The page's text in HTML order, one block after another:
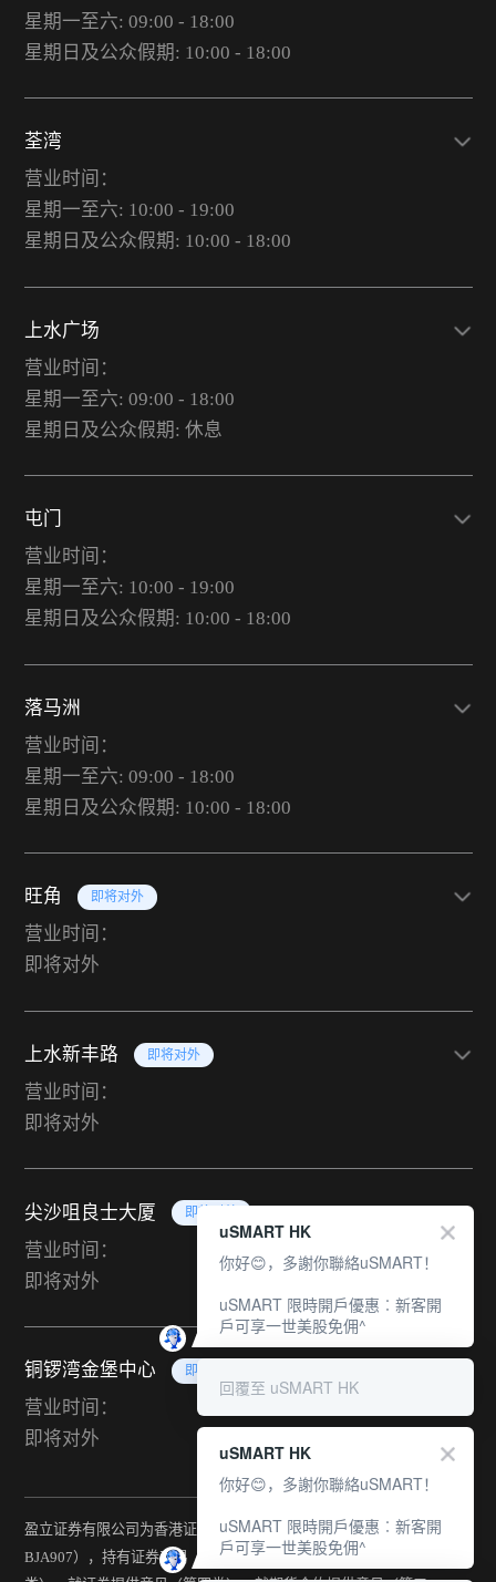
星期一至六: 09:00 - 18:00
星期日及公众假期: 10:00 - 18:00
荃湾
营业时间：
星期一至六: 10:00 - 19:00
星期日及公众假期: 10:00 - 18:00
上水广场
营业时间：
星期一至六: 09:00 - 18:00
星期日及公众假期: 休息
屯门
营业时间：
星期一至六: 10:00 - 19:00
星期日及公众假期: 10:00 - 18:00
落马洲
营业时间：
星期一至六: 09:00 - 18:00
星期日及公众假期: 10:00 - 18:00
旺角 即将对外
营业时间：
即将对外
上水新丰路 即将对外
营业时间：
即将对外
尖沙咀良士大厦 即将对外
营业时间：
即将对外
铜锣湾金堡中心 即将对外
营业时间：
即将对外
盈立证券有限公司为香港证监会持牌法团（中央编号：
BJA907），持有证券交易（第一类）、期货合约交易（第二
uSMART HK
你好😊，多謝你聯絡uSMART！
uSMART 限時開戶優惠︰新客開
戶可享一世美股免佣^
回覆至 uSMART HK
uSMART HK
你好😊，多謝你聯絡uSMART！
uSMART 限時開戶優惠︰新客開
戶可享一世美股免佣^